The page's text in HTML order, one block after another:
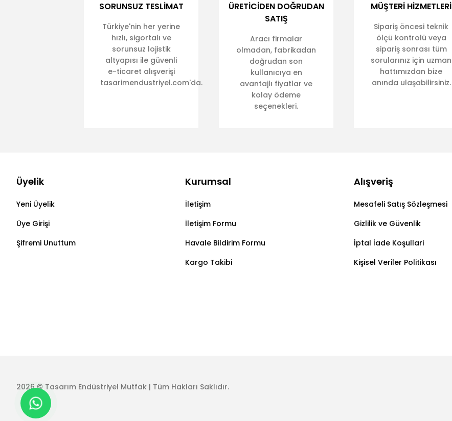
SORUNSUZ TESLİMAT
Türkiye'nin her yerine
hızlı, sigortalı ve
sorunsuz lojistik
altyapısı ile güvenli
e-ticaret alışverişi
tasarimendustriyel.com'da.
ÜRETİCİDEN DOĞRUDAN
SATIŞ
Aracı firmalar
olmadan, fabrikadan
doğrudan son
kullanıcıya en
avantajlı fiyatlar ve
kolay ödeme
seçenekleri.
MÜŞTERİ HİZMETLERİ
Sipariş öncesi teknik
ölçü kontrolü veya
sipariş sonrası tüm
sorularınız için uzman
hattımızdan bize
anında ulaşabilirsiniz.
Üyelik
Yeni Üyelik
Üye Girişi
Şifremi Unuttum
Kurumsal
İletişim
İletişim Formu
Havale Bildirim Formu
Kargo Takibi
Alışveriş
Mesafeli Satış Sözleşmesi
Gizlilik ve Güvenlik
İptal İade Koşullari
Kişisel Veriler Politikası
2026 © Tasarım Endüstriyel Mutfak | Tüm Hakları Saklıdır.